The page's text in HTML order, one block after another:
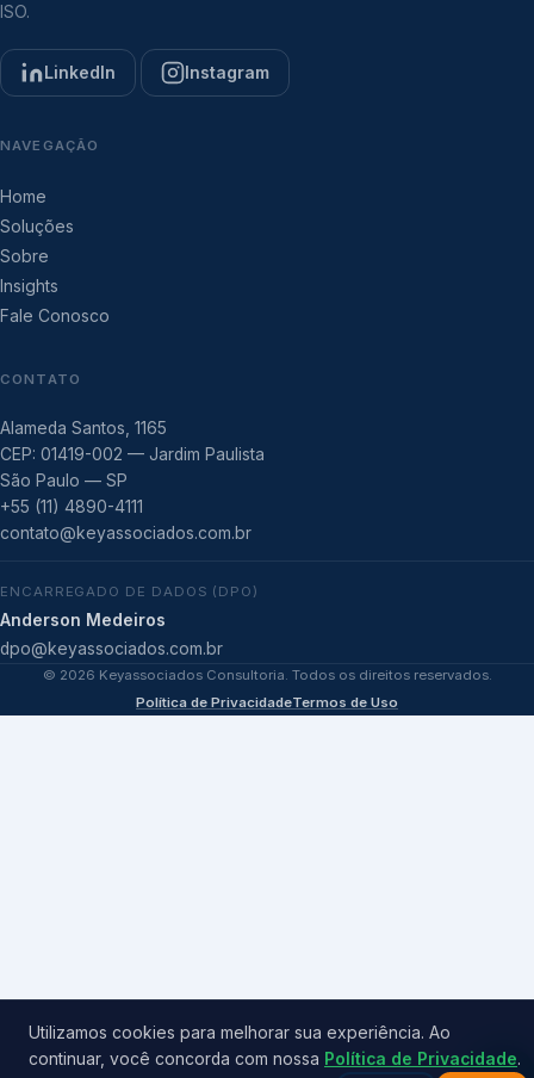
ISO.
LinkedIn Instagram
NAVEGAÇÃO
Home
Soluções
Sobre
Insights
Fale Conosco
CONTATO
Alameda Santos, 1165
CEP: 01419-002 — Jardim Paulista
São Paulo — SP
+55 (11) 4890-4111
contato@keyassociados.com.br
ENCARREGADO DE DADOS (DPO)
Anderson Medeiros
dpo@keyassociados.com.br
© 2026 Keyassociados Consultoria. Todos os direitos reservados.
Política de PrivacidadeTermos de Uso
Utilizamos cookies para melhorar sua experiência. Ao
continuar, você concorda com nossa Política de Privacidade.